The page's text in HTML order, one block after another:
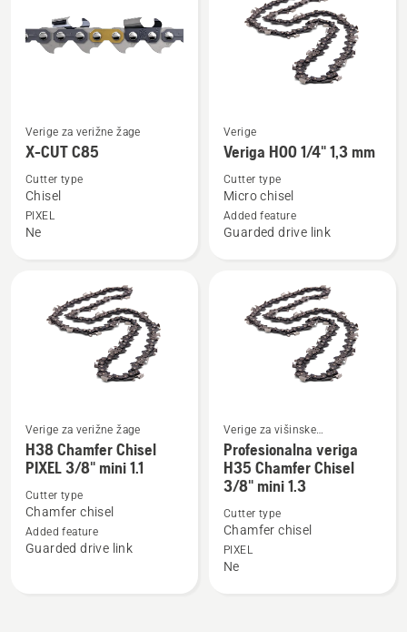
1.5mm
Oglejte
podrobnosti
Verige za verižne žage
X-CUT C85
Cutter type
Chisel
PIXEL
Ne
Oglejte
podrobnosti
Veriga
Verige
Veriga H00 1/4" 1,3 mm
Cutter type
Micro chisel
Added feature
Guarded drive link
Oglejte
podrobnosti
H38
Verige za verižne žage
H38 Chamfer Chisel
PIXEL 3/8" mini 1.1
Cutter type
Chamfer chisel
Added feature
Guarded drive link
Oglejte
več
podrobnosti
Profesionalna
veriga
Verige za višinske
obrezovalnike
Profesionalna veriga
H35 Chamfer Chisel
3/8" mini 1.3
Cutter type
Chamfer chisel
PIXEL
Ne